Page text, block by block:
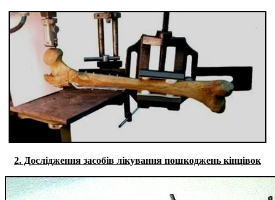
2. Дослідження засобів лікування пошкоджень кінцівок